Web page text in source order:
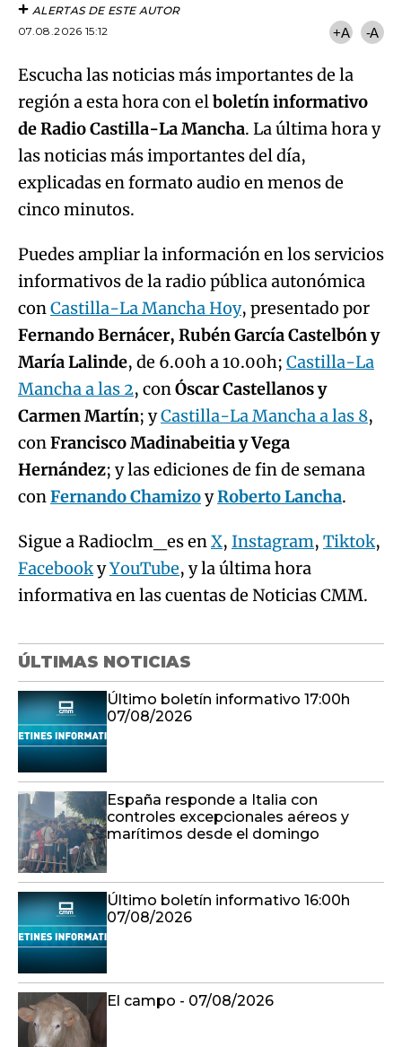
ALERTAS DE ESTE AUTOR
07.08.2026 15:12
+A -A
Escucha las noticias más importantes de la
región a esta hora con elboletín informativo
de Radio Castilla-La Mancha. La última hora y
las noticias más importantes del día,
explicadas en formato audio en menos de
cinco minutos.
Puedes ampliar la información en los servicios
informativos de la radio pública autonómica
conCastilla-La Mancha Hoy, presentado por
Fernando Bernácer, Rubén García Castelbón y
María Lalinde, de 6.00h a 10.00h; Castilla-La
Mancha a las 2, conÓscar Castellanos y
Carmen Martín; yCastilla-La Mancha a las 8,
conFrancisco Madinabeitia y Vega
Hernández; y las ediciones de fin de semana
conFernando ChamizoyRoberto Lancha.
Sigue a Radioclm_es enX, Instagram, Tiktok,
FacebookyYouTube, y la última hora
informativa en las cuentas de Noticias CMM.
ÚLTIMAS NOTICIAS
Último boletín informativo 17:00h
07/08/2026
España responde a Italia con
controles excepcionales aéreos y
marítimos desde el domingo
Último boletín informativo 16:00h
07/08/2026
El campo - 07/08/2026